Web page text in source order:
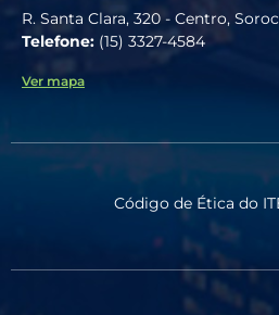
R. Santa Clara, 320 - Centro,
Telefone: (15) 3327-4584
Ver mapa
Código de Ética do